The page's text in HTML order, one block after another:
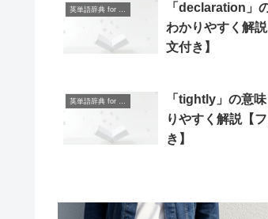
英単語辞典 for Beginners
「declaration」
わかりやすく解
文付き】
英単語辞典 for Beginners
「tightly」の意
りやすく解説【
き】